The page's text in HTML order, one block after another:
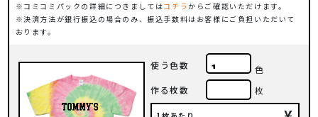
コミコミパックの詳細につきましてはコチラからご確認いただけます。
決済方法が銀行振込の場合のみ、振込手数料はお客様にご負担いただいて
おります。
使う色数
色
作る枚数
枚